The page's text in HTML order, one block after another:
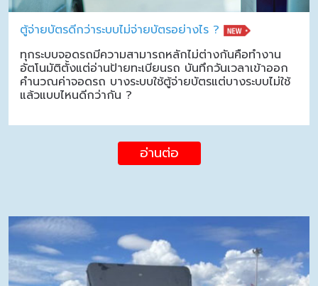
ตู้จ่ายบัตรดีกว่าระบบไม่จ่ายบัตรอย่างไร ?
ทุกระบบจอดรถมีความสามารถหลักไม่ต่างกันคือทำงาน
อัตโนมัติตั้งแต่อ่านป้ายทะเบียนรถ บันทึกวันเวลาเข้าออก
คำนวณค่าจอดรถ บางระบบใช้ตู้จ่ายบัตรแต่บางระบบไม่ใช้
แล้วแบบไหนดีกว่ากัน ?
อ่านต่อ